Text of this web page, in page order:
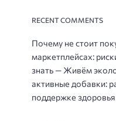
RECENT COMMENTS
Почему не стоит
маркетплейсах:
знать — Живём
активные добавки:
поддержке здоровья